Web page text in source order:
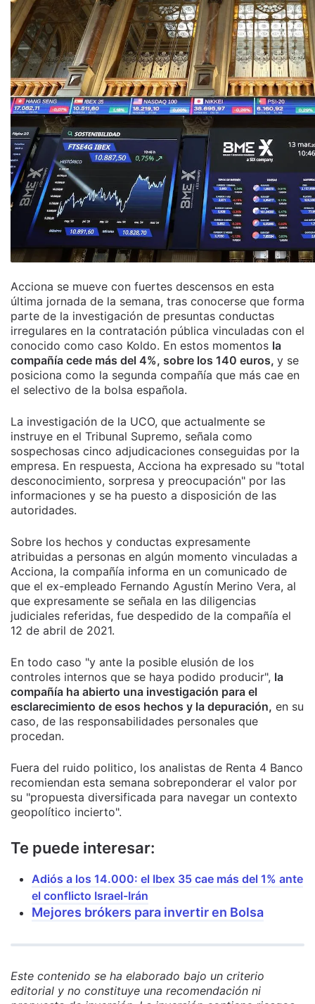
Acciona se mueve con fuertes descensos en esta
última jornada de la semana, tras conocerse que forma
parte de la investigación de presuntas conductas
irregulares en la contratación pública vinculadas con el
conocido como caso Koldo. En estos momentos la
compañía cede más del 4%, sobre los 140 euros, y se
posiciona como la segunda compañía que más cae en
el selectivo de la bolsa española.
La investigación de la UCO, que actualmente se
instruye en el Tribunal Supremo, señala como
sospechosas cinco adjudicaciones conseguidas por la
empresa. En respuesta, Acciona ha expresado su "total
desconocimiento, sorpresa y preocupación" por las
informaciones y se ha puesto a disposición de las
autoridades.
Sobre los hechos y conductas expresamente
atribuidas a personas en algún momento vinculadas a
Acciona, la compañía informa en un comunicado de
que el ex-empleado Fernando Agustín Merino Vera, al
que expresamente se señala en las diligencias
judiciales referidas, fue despedido de la compañía el
12 de abril de 2021.
En todo caso "y ante la posible elusión de los
controles internos que se haya podido producir", la
compañía ha abierto una investigación para el
esclarecimiento de esos hechos y la depuración, en su
caso, de las responsabilidades personales que
procedan.
Fuera del ruido politico, los analistas de Renta 4 Banco
recomiendan esta semana sobreponderar el valor por
su "propuesta diversificada para navegar un contexto
geopolítico incierto".
Te puede interesar:
Adiós a los 14.000: el Ibex 35 cae más del 1% ante
el conflicto Israel-Irán
Mejores brókers para invertir en Bolsa
Este contenido se ha elaborado bajo un criterio
editorial y no constituye una recomendación ni